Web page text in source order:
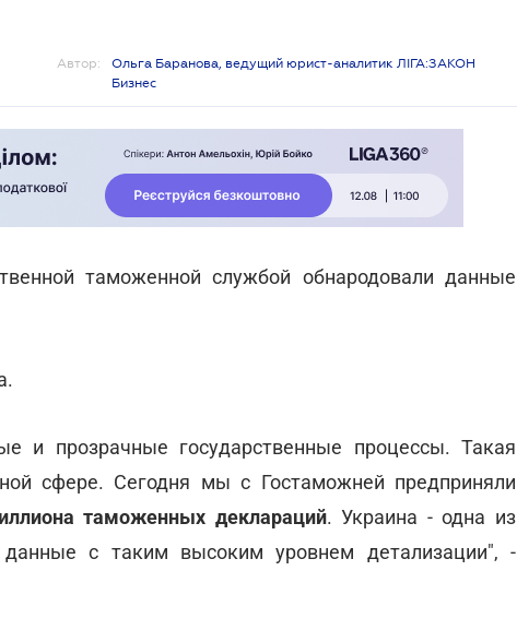
Автор:
Ольга Баранова, ведущий юрист-аналитик ЛІГА:ЗАКОН
Бизнес
таможенной службой обнародовали данные
и прозрачные государственные процессы. Такая
сфере. Сегодня мы с Гостаможней предприняли
таможенных деклараций. Украина - одна из
с таким высоким уровнем детализации", -